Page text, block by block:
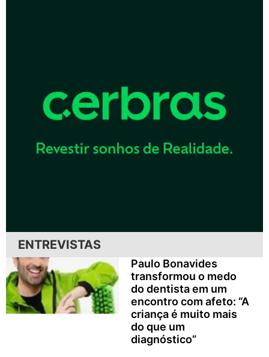
ENTREVISTAS
Paulo Bonavides
transformou o medo
do dentista em um
encontro com afeto: “A
criança é muito mais
do que um
diagnóstico”